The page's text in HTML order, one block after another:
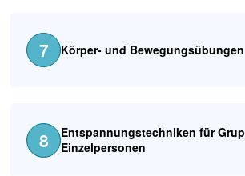
7 Körper- und Bewegungsübungen
8
Entspannungstechniken für
Einzelpersonen